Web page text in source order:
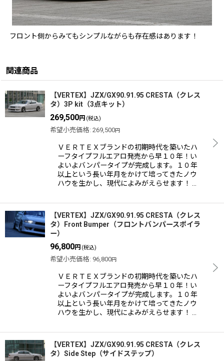
フロント側からみてもシンプルながらも存在感はあります！
関連商品
【VERTEX】JZX/GX90.91.95 CRESTA（クレス
タ）3P kit（3点キット）
269,500円 (税込)
希望小売価格: 269,500円
ＶＥＲＴＥＸブランドの初期時代を築いたハ
ーフタイプフルエアロ発売から早１０年！い
よいよバンパータイプが完成します。１０年
以上という長い年月をかけて培ってきたノウ
ハウを生かし、現代によみがえらせます！ …
【VERTEX】JZX/GX90.91.95 CRESTA（クレス
タ）Front Bumper（フロントバンパースポイラ
ー）
96,800円 (税込)
希望小売価格: 96,800円
ＶＥＲＴＥＸブランドの初期時代を築いたハ
ーフタイプフルエアロ発売から早１０年！い
よいよバンパータイプが完成します。１０年
以上という長い年月をかけて培ってきたノウ
ハウを生かし、現代によみがえらせます！ …
【VERTEX】JZX/GX90.91.95 CRESTA（クレス
タ）Side Step（サイドステップ）